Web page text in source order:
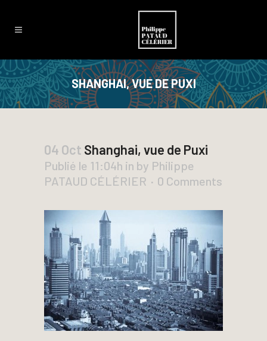
SHANGHAI, VUE DE PUXI
04 Oct Shanghai, vue de Puxi
Publié le 11:04h in by Philippe
PATAUD CÉLÉRIER
0 Comments